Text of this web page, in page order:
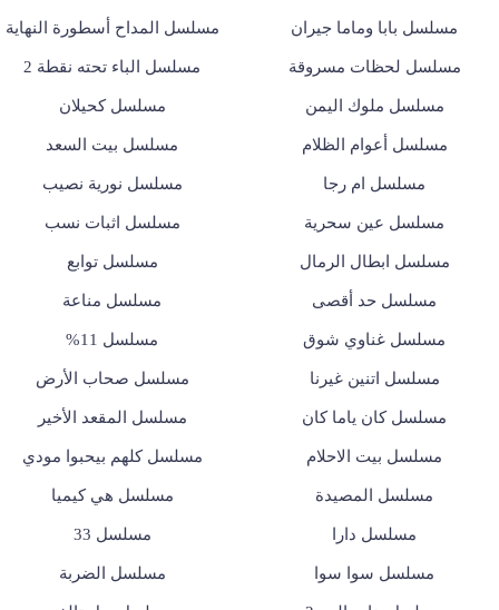
مسلسل بابا وماما جيران مسلسل المداح أسطورة النهاية
مسلسل لحظات مسروقة مسلسل الباء تحته نقطة 2
مسلسل ملوك اليمن مسلسل كحيلان
مسلسل أعوام الظلام مسلسل بيت السعد
مسلسل ام رجا مسلسل نورية نصيب
مسلسل عين سحرية مسلسل اثبات نسب
مسلسل ابطال الرمال مسلسل توابع
مسلسل حد أقصى مسلسل مناعة
مسلسل غناوي شوق مسلسل 11%
مسلسل اتنين غيرنا مسلسل صحاب الأرض
مسلسل كان ياما كان مسلسل المقعد الأخير
مسلسل بيت الاحلام مسلسل كلهم بيحبوا مودي
مسلسل المصيدة مسلسل هي كيميا
مسلسل دارا مسلسل 33
مسلسل سوا سوا مسلسل الضربة